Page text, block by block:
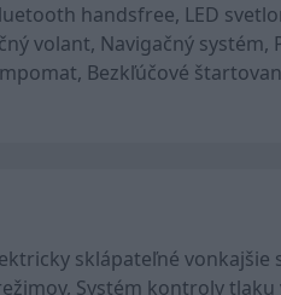
handsfree, LED
volant, Navigačný systém,
Bezkľúčové
sklápateľné vonkajšie
Systém kontroly tlaku